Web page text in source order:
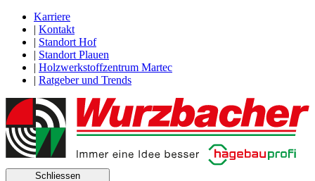
Karriere
| Kontakt
| Standort Hof
| Standort Plauen
| Holzwerkstoffzentrum Martec
| Ratgeber und Trends
Schliessen